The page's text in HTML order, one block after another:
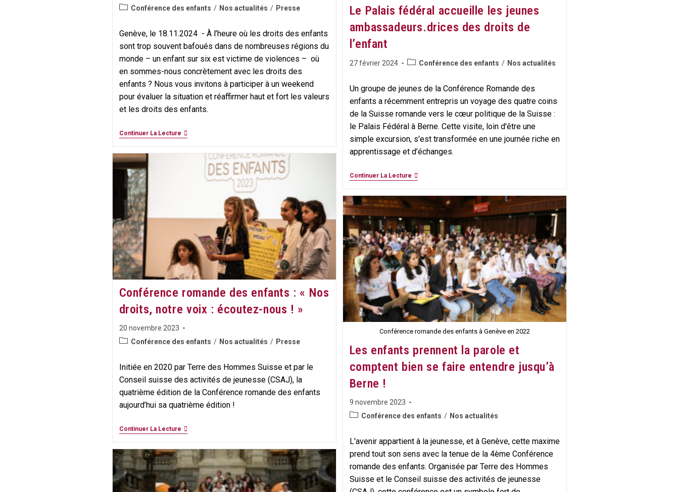
publiée :
PostConférence des enfants / Nos actualités / Presse
Genève, le 18.11.2024 - À l’heure où les droits des enfants
sont trop souvent bafoués dans de nombreuses régions du
monde – un enfant sur six est victime de violences – où
en sommes-nous concrètement avec les droits des
enfants ? Nous vous invitons à participer à un weekend
pour évaluer la situation et réaffirmer haut et fort les valeurs
et les droits des enfants.
Continuer La LectureLe
S’associent
Pour
Un
Weekend
Autour
De
La
Des
Droits
De
Le Palais fédéral accueille les jeunes
ambassadeurs.drices des droits de
l’enfant
Publication
27 février 2024
PostConférence des enfants / Nos actualités
Un groupe de jeunes de la Conférence Romande des
enfants a récemment entrepris un voyage des quatre coins
de la Suisse romande vers le cœur politique de la Suisse :
le Palais Fédéral à Berne. Cette visite, loin d'être une
simple excursion, s'est transformée en une journée riche en
apprentissage et d’échanges.
Continuer La LectureLe
Accueille
Les
Jeunes
Ambassadeurs.drices
Des
Droits
De
L’enfant
Conférence romande des enfants : « Nos
droits, notre voix : écoutez-nous ! »
Publication
publiée :
20 novembre 2023
PostConférence des enfants / Nos actualités / Presse
Initiée en 2020 par Terre des Hommes Suisse et par le
Conseil suisse des activités de jeunesse (CSAJ), la
quatrième édition de la Conférence romande des enfants
aujourd’hui sa quatrième édition !
Continuer La LectureConférence
Enfants
:
«
Nos
Droits,
Conférence romande des enfants à Genève en 2022
Les enfants prennent la parole et
comptent bien se faire entendre jusqu’à
Berne !
Publication
publiée :
9 novembre 2023
PostConférence des enfants / Nos actualités
L'avenir appartient à la jeunesse, et à Genève, cette maxime
prend tout son sens avec la tenue de la 4ème Conférence
romande des enfants. Organisée par Terre des Hommes
Suisse et le Conseil suisse des activités de jeunesse